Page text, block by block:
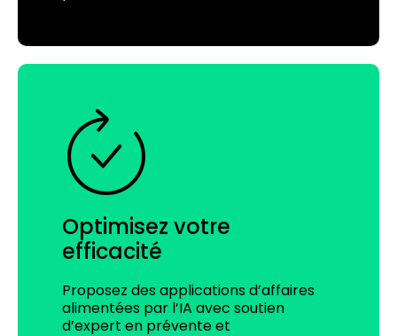
Optimisez votre
efficacité
Proposez des applications d’affaires
alimentées par l’IA avec soutien
d’expert en prévente et